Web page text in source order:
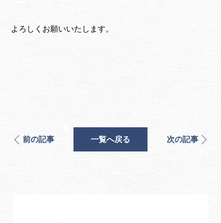
よろしくお願いいたします。
前の記事 一覧へ戻る 次の記事